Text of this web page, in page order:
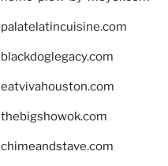
palatelatincuisine.com
blackdoglegacy.com
eatvivahouston.com
thebigshowok.com
chimeandstave.com